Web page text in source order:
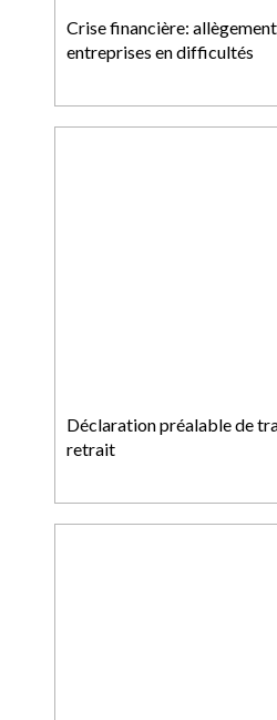
Crise financière:
entreprises en difficultés
Déclaration préalable de
retrait